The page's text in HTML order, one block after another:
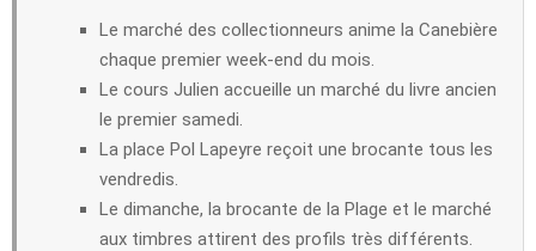
Le marché des collectionneurs anime la Canebière
chaque premier week-end du mois.
Le cours Julien accueille un marché du livre ancien
le premier samedi.
La place Pol Lapeyre reçoit une brocante tous les
vendredis.
Le dimanche, la brocante de la Plage et le marché
aux timbres attirent des profils très différents.